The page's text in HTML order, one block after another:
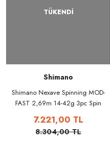
TÜKENDİ
Shimano
Shimano Nexave Spinning MOD-
FAST 2,69m 14-42g 3pc Spin
7.221,00 TL
8.304,00 TL